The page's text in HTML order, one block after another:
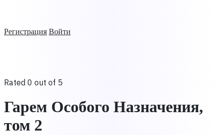
Регистрация Войти
Rated 0 out of 5
Гарем Особого Назначения,
том 2